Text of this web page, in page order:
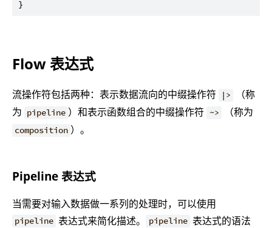
Flow 表达式
流操作符包括两种：表示数据流向的中缀操作符 |>
（称
为 pipeline ）和表示函数组合的中缀操作符 ~> （称为
composition ）。
Pipeline 表达式
当需要对输入数据做一系列的处理时，可以使用
pipeline 表达式来简化描述。 pipeline 表达式的语法